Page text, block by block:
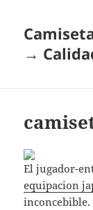
→
El jugador-
equipacion